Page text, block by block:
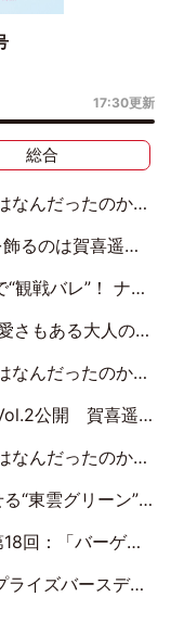
17:30更新
総合
ねむさんに『てめえはでんぱ組．incなんだよ！』って肩パンされて(笑)」
人になった私を見ていただけたら」
」は元VENUSスクール生で杉内コーチ推し⁉
ある大人の女性に
のを信じてなくて。そう言われてはいたけど、嘘でしょって」
が『京まふ』ステージに登壇
が来たのと、梨の皮剥きとどっちが大事なんだって」
雲グリーン”の正体
ターみうな inしまむら」編
になれるように努力していきたい」